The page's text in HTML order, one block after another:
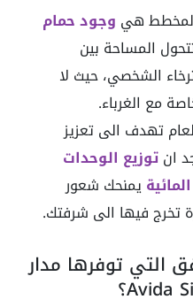
هي وجود حمام
المساحة بين
الشخصي، حيث لا
مع الغرباء.
تهدف الى تعزيز
انتوزيع الوحدات
يمنحك شعور
تخرج فيها الى شرفتك.
التي توفرها مدار